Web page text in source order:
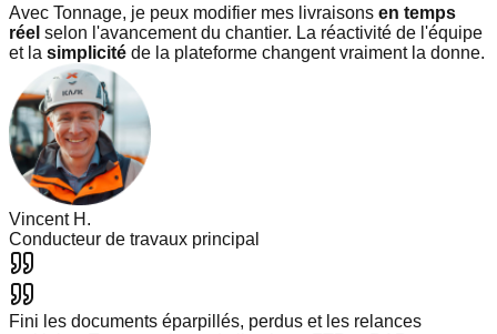
Avec Tonnage, je peux modifier mes livraisons en temps
réel selon l'avancement du chantier. La réactivité de l'équipe
et la simplicité de la plateforme changent vraiment la donne.
Vincent H.
Conducteur de travaux principal
Fini les documents éparpillés, perdus et les relances